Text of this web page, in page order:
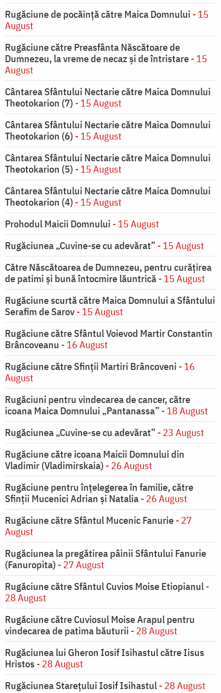
Rugăciune de pocăinţă către Maica Domnului - 15
August
Rugăciune către Preasfânta Născătoare de
Dumnezeu, la vreme de necaz şi de întristare- 15
August
Cântarea Sfântului Nectarie către Maica Domnului
Theotokarion (7) - 15 August
Cântarea Sfântului Nectarie către Maica Domnului
Theotokarion (6) - 15 August
Cântarea Sfântului Nectarie către Maica Domnului
Theotokarion (5) - 15 August
Cântarea Sfântului Nectarie către Maica Domnului
Theotokarion (4) - 15 August
Prohodul Maicii Domnului - 15 August
Rugăciunea „Cuvine-se cu adevărat” - 15 August
Către Născătoarea de Dumnezeu, pentru curățirea
de patimi și bună întocmire lăuntrică- 15 August
Rugăciune scurtă către Maica Domnului a Sfântului
Serafim de Sarov- 15 August
Rugăciune către Sfântul Voievod Martir Constantin
Brâncoveanu - 16 August
Rugăciune către Sfinții Martiri Brâncoveni - 16
August
Rugăciuni pentru vindecarea de cancer, către
icoana Maica Domnului „Pantanassa” - 18 August
Rugăciunea „Cuvine-se cu adevărat” - 23 August
Rugăciune către icoana Maicii Domnului din
Vladimir (Vladimirskaia) - 26 August
Rugăciune pentru înţelegerea în familie, către
Sfinţii Mucenici Adrian şi Natalia- 26 August
Rugăciune către Sfântul Mucenic Fanurie- 27
August
Rugăciunea la pregătirea pâinii Sfântului Fanurie
(Fanuropita) - 27 August
Rugăciune către Sfântul Cuvios Moise Etiopianul-
28 August
Rugăciune către Cuviosul Moise Arapul pentru
vindecarea de patima băuturii - 28 August
Rugăciunea lui Gheron Iosif Isihastul către Iisus
Hristos - 28 August
Rugăciunea Starețului Iosif Isihastul- 28 August